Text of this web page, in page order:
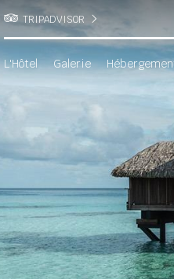
TRIPADVISOR
L'Hôtel Galerie